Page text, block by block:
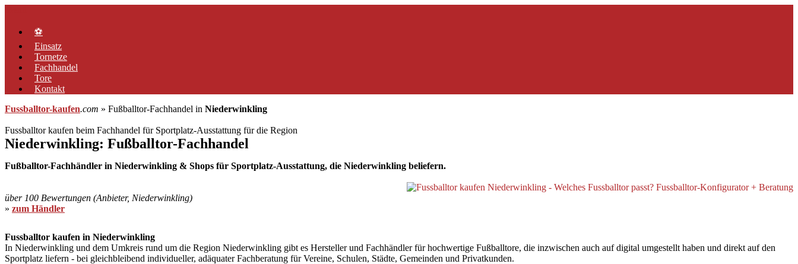
springen⚽
Einsatz
Tornetze
Fachhandel
Tore
Kontakt
Fussballtor-kaufen.com » Fußballtor-Fachhandel in Niederwinkling
Fussballtor kaufen beim Fachhandel für Sportplatz-Ausstattung für die Region
Niederwinkling: Fußballtor-Fachhandel
Fußballtor-Fachhändler in Niederwinkling & Shops für Sportplatz-Ausstattung, die Niederwinkling beliefern.
über 100 Bewertungen (Anbieter, Niederwinkling)
» zum Händler
Fussballtor kaufen in Niederwinkling
In Niederwinkling und dem Umkreis rund um die Region Niederwinkling gibt es Hersteller und Fachhändler für hochwertige Fußballtore, die inzwischen auch auf digital umgestellt haben und direkt auf den
Sportplatz liefern - bei gleichbleibend individueller, adäquater Fachberatung für Vereine, Schulen, Städte, Gemeinden und Privatkunden.